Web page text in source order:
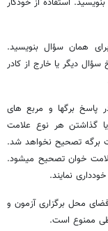
همان سؤال بنویسید.
دیگر یا خارج از کادر
پاسخ برگها و مربع های
گذاشتن هر نوع علامت
برگه تصحیح نخواهد شد.
خوان تصحیح میشود.
نمایند.
فضای محل برگزاری آزمون و
ممنوع است.